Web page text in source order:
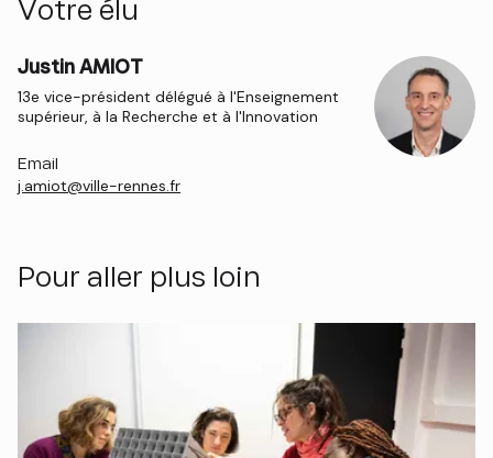
Votre élu
Justin AMIOT
13e vice-président délégué à l'Enseignement
supérieur, à la Recherche et à l'Innovation
Email
j.amiot@ville-rennes.fr
Pour aller plus loin